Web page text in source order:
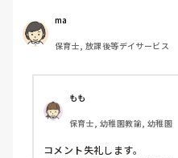
ma
保育士, 放課後等デイサービス
もも
保育士, 幼稚園教諭, 幼稚園
コメント失礼します。